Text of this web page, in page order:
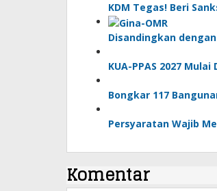
KDM Tegas! Beri
Disandingkan
KUA-PPAS 2027
Bongkar 117
Persyaratan Wajib
Komentar